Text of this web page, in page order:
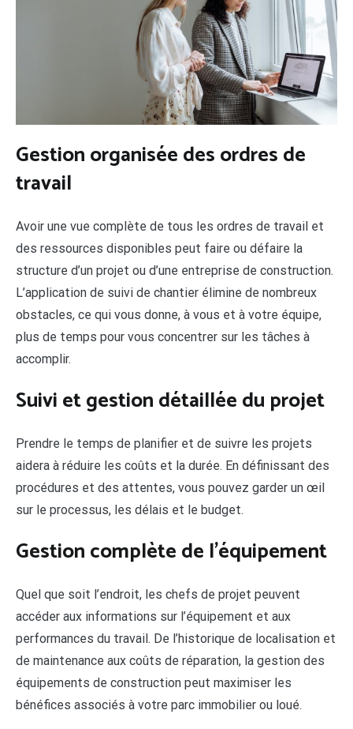
Gestion organisée des ordres de
travail
Avoir une vue complète de tous les ordres de travail et
des ressources disponibles peut faire ou défaire la
structure d’un projet ou d’une entreprise de construction.
L’application de suivi de chantier élimine de nombreux
obstacles, ce qui vous donne, à vous et à votre équipe,
plus de temps pour vous concentrer sur les tâches à
accomplir.
Suivi et gestion détaillée du projet
Prendre le temps de planifier et de suivre les projets
aidera à réduire les coûts et la durée. En définissant des
procédures et des attentes, vous pouvez garder un œil
sur le processus, les délais et le budget.
Gestion complète de l’équipement
Quel que soit l’endroit, les chefs de projet peuvent
accéder aux informations sur l’équipement et aux
performances du travail. De l’historique de localisation et
de maintenance aux coûts de réparation, la gestion des
équipements de construction peut maximiser les
bénéfices associés à votre parc immobilier ou loué.